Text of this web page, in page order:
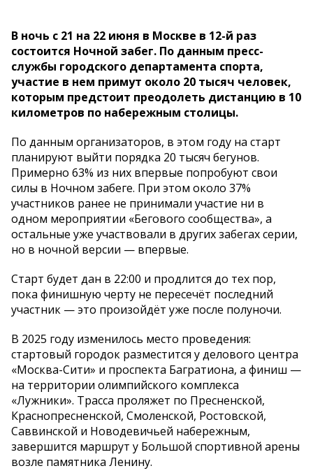
В ночь с 21 на 22 июня в Москве в 12-й раз
состоится Ночной забег. По данным пресс-
службы городского департамента спорта,
участие в нем примут около 20 тысяч человек,
которым предстоит преодолеть дистанцию в 10
километров по набережным столицы.
По данным организаторов, в этом году на старт
планируют выйти порядка 20 тысяч бегунов.
Примерно 63% из них впервые попробуют свои
силы в Ночном забеге. При этом около 37%
участников ранее не принимали участие ни в
одном мероприятии «Бегового сообщества», а
остальные уже участвовали в других забегах серии,
но в ночной версии — впервые.
Старт будет дан в 22:00 и продлится до тех пор,
пока финишную черту не пересечёт последний
участник — это произойдёт уже после полуночи.
В 2025 году изменилось место проведения:
стартовый городок разместится у делового центра
«Москва-Сити» и проспекта Багратиона, а финиш —
на территории олимпийского комплекса
«Лужники». Трасса проляжет по Пресненской,
Краснопресненской, Смоленской, Ростовской,
Саввинской и Новодевичьей набережным,
завершится маршрут у Большой спортивной арены
возле памятника Ленину.